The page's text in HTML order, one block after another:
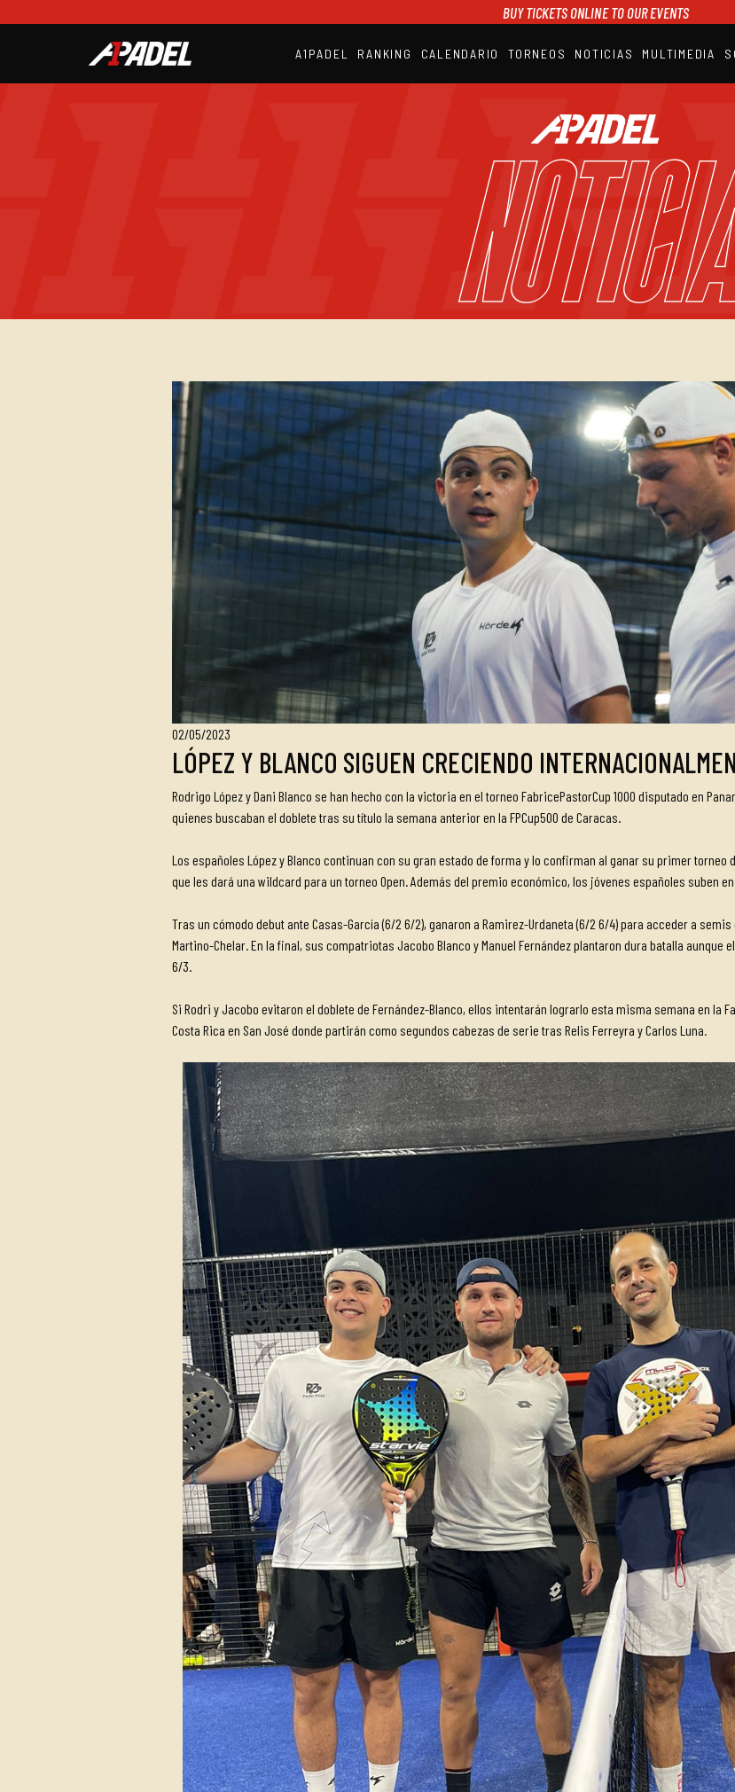
BUY TICKETS ONLINE TO OUR EVENTS
A1PADEL RANKING CALENDARIO TORNEOS NOTICIAS MULTIMEDIA
CALENDARIO
TORNEOS
MULTIMEDIA
SCOREBOARD
STREAMING
02/05/2023
LÓPEZ Y BLANCO SIGUEN CRECIENDO
Rodrigo López y Dani Blanco se han hecho con la victoria en el torneo FabricePastorCup 1000 disputado en
quienes buscaban el doblete tras su título la semana anterior en la FPCup500 de Caracas.
Los españoles López y Blanco continuan con su gran estado de forma y lo confirman al ganar su primer torneo
que les dará una wildcard para un torneo Open. Además del premio económico, los jóvenes españoles suben
Tras un cómodo debut ante Casas-García (6/2 6/2), ganaron a Ramirez-Urdaneta (6/2 6/4) para acceder a
Martino-Chelar. En la final, sus compatriotas Jacobo Blanco y Manuel Fernández plantaron dura batalla aunque
6/3.
Si Rodri y Jacobo evitaron el doblete de Fernández-Blanco, ellos intentarán lograrlo esta misma semana en la
Costa Rica en San José donde partirán como segundos cabezas de serie tras Relis Ferreyra y Carlos Luna.